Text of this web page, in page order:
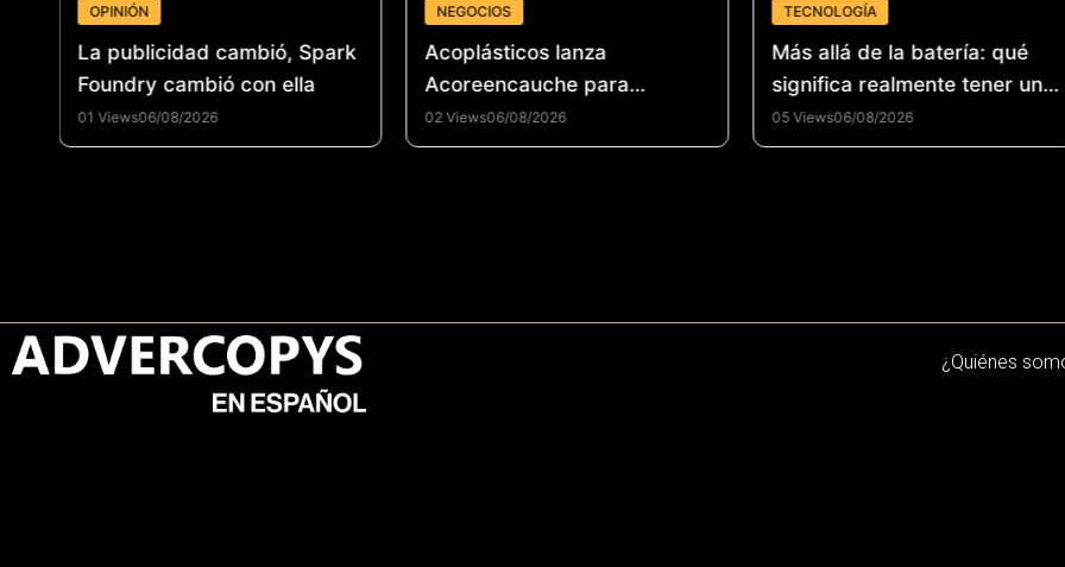
OPINIÓN
La publicidad cambió, Spark
Foundry cambió con ella
01 Views06/08/2026
NEGOCIOS
Acoplásticos lanza
Acoreencauche para
fortalecer la industria del
reencauche de llantas y
02 Views06/08/2026
TECNOLOGÍA
Más allá de la batería: qué
significa realmente tener un
smartphone de alto
rendimiento
05 Views06/08/2026
¿Quiénes